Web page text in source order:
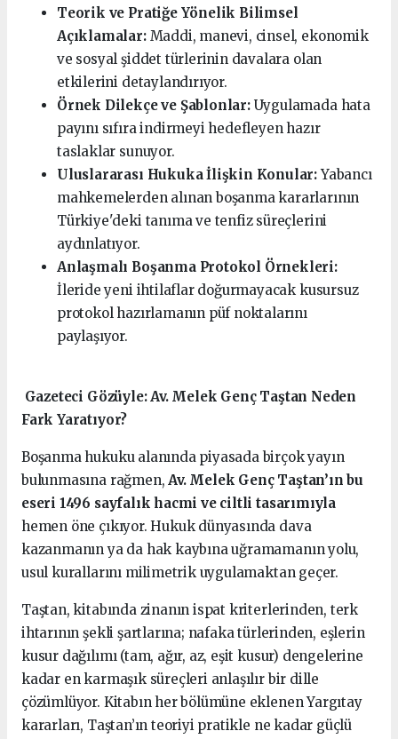
Teorik ve Pratiğe Yönelik Bilimsel
Açıklamalar:Maddi, manevi, cinsel, ekonomik
ve sosyal şiddet türlerinin davalara olan
etkilerini detaylandırıyor.
Örnek Dilekçe ve Şablonlar:Uygulamada hata
payını sıfıra indirmeyi hedefleyen hazır
taslaklar sunuyor.
Uluslararası Hukuka İlişkin Konular:Yabancı
mahkemelerden alınan boşanma kararlarının
Türkiye'deki tanıma ve tenfiz süreçlerini
aydınlatıyor.
Anlaşmalı Boşanma Protokol Örnekleri:
İleride yeni ihtilaflar doğurmayacak kusursuz
protokol hazırlamanın püf noktalarını
paylaşıyor.
️ Gazeteci Gözüyle: Av. Melek Genç Taştan Neden
Fark Yaratıyor?
Boşanma hukuku alanında piyasada birçok yayın
bulunmasına rağmen,Av. Melek Genç Taştan’ın bu
eseri 1496 sayfalık hacmi ve ciltli tasarımıyla
hemen öne çıkıyor. Hukuk dünyasında dava
kazanmanın ya da hak kaybına uğramamanın yolu,
usul kurallarını milimetrik uygulamaktan geçer.
Taştan, kitabında zinanın ispat kriterlerinden, terk
ihtarının şekli şartlarına; nafaka türlerinden, eşlerin
kusur dağılımı (tam, ağır, az, eşit kusur) dengelerine
kadar en karmaşık süreçleri anlaşılır bir dille
çözümlüyor. Kitabın her bölümüne eklenen Yargıtay
kararları, Taştan’ın teoriyi pratikle ne kadar güçlü